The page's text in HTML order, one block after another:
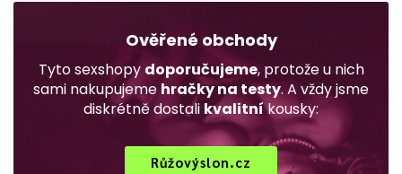
Ověřené obchody
Tyto sexshopy doporučujeme, protože u nich
sami nakupujeme hračky na testy. A vždy jsme
diskrétně dostali kvalitníkousky:
Růžovýslon.cz